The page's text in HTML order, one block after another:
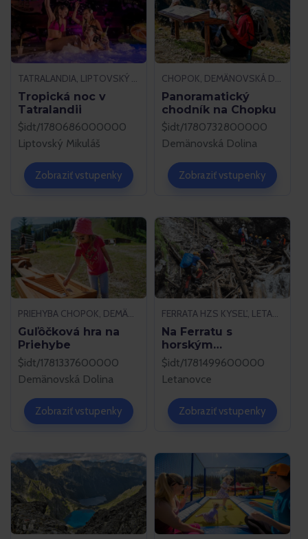
TATRALANDIA, LIPTOVSKÝ MIKULÁŠ
Tropická noc v
Tatralandii
$idt/1780686000000
Liptovský Mikuláš
Zobraziť vstupenky
CHOPOK, DEMÄNOVSKÁ DOLINA
Panoramatický
chodník na Chopku
$idt/1780732800000
Demänovská Dolina
Zobraziť vstupenky
PRIEHYBA CHOPOK, DEMÄNOVSKÁ DOLINA
Guľôčková hra na
Priehybe
$idt/1781337600000
Demänovská Dolina
Zobraziť vstupenky
FERRATA HZS KYSEĽ, LETANOVCE
Na Ferratu s
horským
sprievodcom
$idt/1781499600000
Letanovce
Zobraziť vstupenky